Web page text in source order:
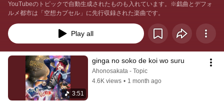
YouTubeのトピックで自動生成されたものも入れています。※戯曲とデフォ
ルメ都市は「空想カプセル」に先行収録された楽曲です。
Play all
3:51
ginga no soko de koi wo suru
Ahonosakata - Topic
4.6K views • 1 month ago